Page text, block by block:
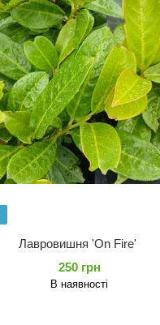
Лавровишня 'On Fire'
250 грн
В наявності